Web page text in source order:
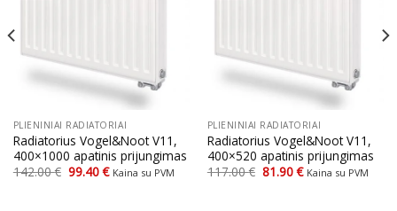
PLIENINIAI RADIATORIAI
Radiatorius Vogel&Noot V11,
400×1000 apatinis prijungimas
142.00€ Original
price
99.40€Current
price
Kaina su PVM
PLIENINIAI RADIATORIAI
Radiatorius Vogel&Noot V11,
400×520 apatinis prijungimas
117.00€ Original
price
81.90€Current
price
Kaina su PVM